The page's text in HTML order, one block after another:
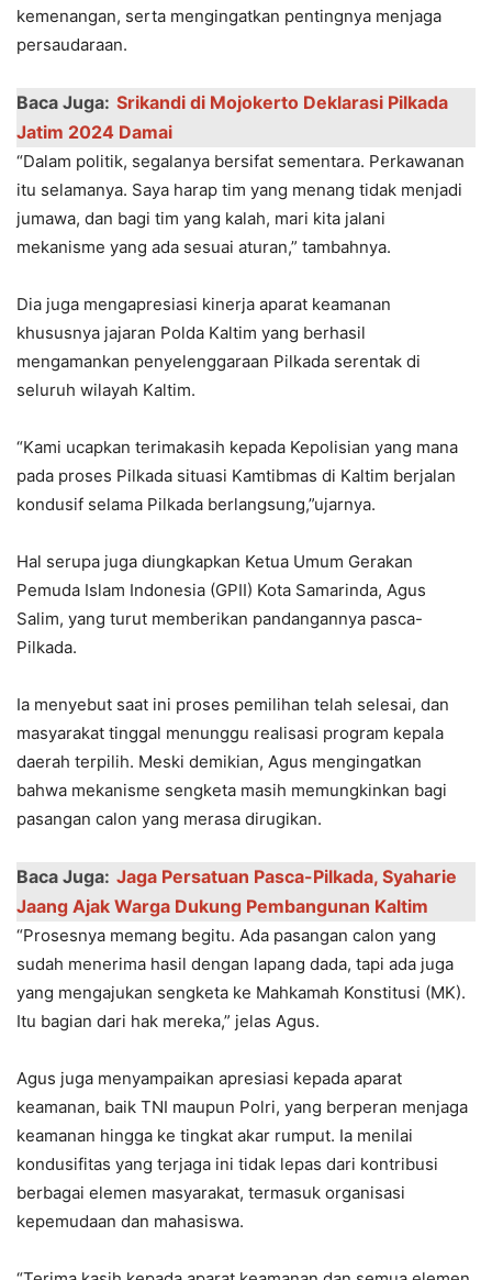
kemenangan, serta mengingatkan pentingnya menjaga
persaudaraan.
Baca Juga: Srikandi di Mojokerto Deklarasi Pilkada
Jatim 2024 Damai
“Dalam politik, segalanya bersifat sementara. Perkawanan
itu selamanya. Saya harap tim yang menang tidak menjadi
jumawa, dan bagi tim yang kalah, mari kita jalani
mekanisme yang ada sesuai aturan,” tambahnya.
Dia juga mengapresiasi kinerja aparat keamanan
khususnya jajaran Polda Kaltim yang berhasil
mengamankan penyelenggaraan Pilkada serentak di
seluruh wilayah Kaltim.
“Kami ucapkan terimakasih kepada Kepolisian yang mana
pada proses Pilkada situasi Kamtibmas di Kaltim berjalan
kondusif selama Pilkada berlangsung,”ujarnya.
Hal serupa juga diungkapkan Ketua Umum Gerakan
Pemuda Islam Indonesia (GPII) Kota Samarinda, Agus
Salim, yang turut memberikan pandangannya pasca-
Pilkada.
Ia menyebut saat ini proses pemilihan telah selesai, dan
masyarakat tinggal menunggu realisasi program kepala
daerah terpilih. Meski demikian, Agus mengingatkan
bahwa mekanisme sengketa masih memungkinkan bagi
pasangan calon yang merasa dirugikan.
Baca Juga: Jaga Persatuan Pasca-Pilkada, Syaharie
Jaang Ajak Warga Dukung Pembangunan Kaltim
“Prosesnya memang begitu. Ada pasangan calon yang
sudah menerima hasil dengan lapang dada, tapi ada juga
yang mengajukan sengketa ke Mahkamah Konstitusi (MK).
Itu bagian dari hak mereka,” jelas Agus.
Agus juga menyampaikan apresiasi kepada aparat
keamanan, baik TNI maupun Polri, yang berperan menjaga
keamanan hingga ke tingkat akar rumput. Ia menilai
kondusifitas yang terjaga ini tidak lepas dari kontribusi
berbagai elemen masyarakat, termasuk organisasi
kepemudaan dan mahasiswa.